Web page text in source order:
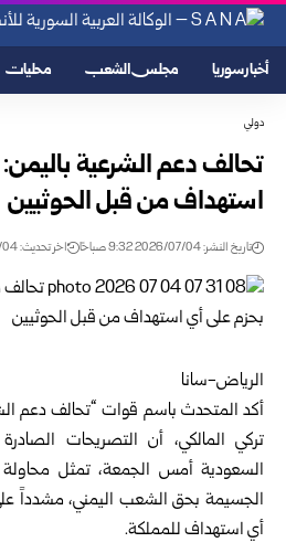
أخبار سوريا مجلس الشعب محليات
دولي
تحالف دعم الشرعية
استهداف من قبل الحوثيين
تاريخ النشر: 2026/07/04 9:32 صباحًا اخر تحديث: 2026/07/04 9:42 صباحًا
الرياض-سانا
أكد المتحدث باسم قوات “تحالف دعم
تركي المالكي، أن التصريحات
السعودية أمس الجمعة، تمثل محاولة
الجسيمة بحق الشعب اليمني، مشدداً
أي استهداف للمملكة.